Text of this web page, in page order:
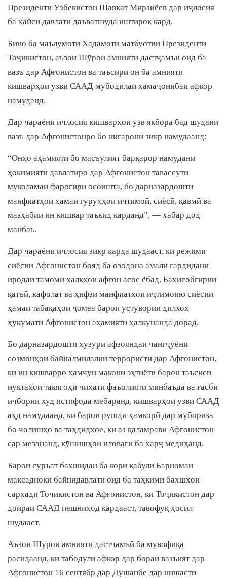
Президенти Ӯзбекистон Шавкат Мирзиёев дар иҷлосия
ба ҳайси давлати даъватшуда иштирок кард.
Бино ба маълумоти Хадамоти матбуотии Президенти
Тоҷикистон, аъзои Шӯрои амнияти дастҷамъӣ оид ба
вазъ дар Афғонистон ва таъсири он ба амнияти
кишварҳои узви СААД мубодилаи ҳамаҷонибаи афкор
намуданд.
Дар ҷараёни иҷлосия кишварҳои узв якбора бад шудани
вазъ дар Афғонистонро бо нигаронӣ зикр намудаанд:
“Онҳо аҳамияти бо масъулият барқарор намудани
ҳокимияти давлатиро дар Афғонистон тавассути
муколамаи фарогири осоишта, бо дарназардошти
манфиатҳои ҳамаи гурӯҳҳои иҷтимоӣ, сиёсӣ, қавмӣ ва
мазҳабии ин кишвар таъкид карданд”, — хабар дод
манбаъ.
Дар ҷараёни иҷлосия зикр карда шудааст, ки режими
сиёсии Афгонистон бояд ба озодона амалӣ гардидани
иродаи тамоми халқҳои афғон асос ёбад. Баҳисобгирии
қатъӣ, кафолат ва ҳифзи манфиатҳои иҷтимоию сиёсии
ҳамаи табақаҳои ҷомеа барои устувории дилхоҳ
ҳукумати Афғонистон аҳамияти ҳалкунанда дорад.
Бо дарназардошти ҳузури афзояндаи ҷангҷӯёни
созмонҳои байналмилалии террористӣ дар Афғонистон,
ки ин кишварро ҳамчун макони эҳтиётӣ барои таъсиси
нуктаҳои такягоҳӣ ҷиҳати фаъолияти минбаъда ва ғасби
иҷбории худ истифода мебаранд, кишварҳои узви СААД
аҳд намудаанд, ки барои рушди ҳамкорӣ дар мубориза
бо чолишҳо ва таҳдидҳое, ки аз қаламрави Афғонистон
сар мезананд, кӯшишҳои иловагӣ ба харҷ медиҳанд.
Барои суръат бахшидан ба кори қабули Барномаи
мақсадноки байнидавлатӣ оид ба таҳкими бахшҳои
сарҳади Тоҷикистон ва Афғонистон, ки Тоҷикистон дар
доираи СААД пешниҳод кардааст, тавофуқ ҳосил
шудааст.
Аъзои Шӯрои амнияти дастҷамъӣ ба мувофиқа
расидаанд, ки табодули афкор дар бораи вазъият дар
Афғонистон 16 сентябр дар Душанбе дар нишасти